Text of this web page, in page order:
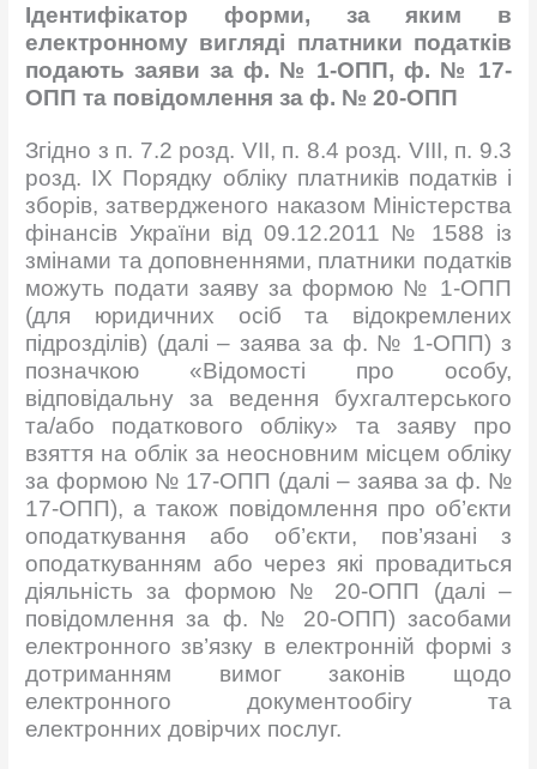
Ідентифікатор форми, за яким в
електронному вигляді платники податків
подають заяви за ф. № 1-ОПП, ф. № 17-
ОПП та повідомлення за ф. № 20-ОПП
Згідно з п. 7.2 розд. VII, п. 8.4 розд. VIIІ, п. 9.3
розд. ІХ Порядку обліку платників податків і
зборів, затвердженого наказом Міністерства
фінансів України від 09.12.2011 № 1588 із
змінами та доповненнями, платники податків
можуть подати заяву за формою № 1-ОПП
(для юридичних осіб та відокремлених
підрозділів) (далі – заява за ф. № 1-ОПП) з
позначкою «Відомості про особу,
відповідальну за ведення бухгалтерського
та/або податкового обліку» та заяву про
взяття на облік за неосновним місцем обліку
за формою № 17-ОПП (далі – заява за ф. №
17-ОПП), а також повідомлення про об’єкти
оподаткування або об’єкти, пов’язані з
оподаткуванням або через які провадиться
діяльність за формою № 20-ОПП (далі –
повідомлення за ф. № 20-ОПП) засобами
електронного зв’язку в електронній формі з
дотриманням вимог законів щодо
електронного документообігу та
електронних довірчих послуг.